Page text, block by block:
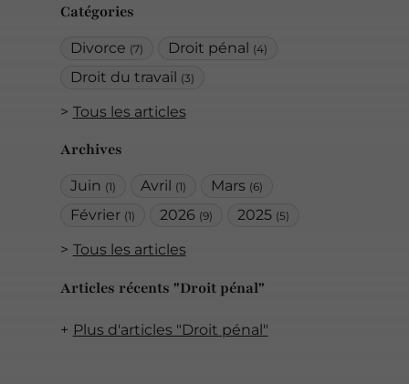
Catégories
Divorce (7) Droit pénal (4)
Droit du travail (3)
Tous les articles
Archives
Juin (1) Avril (1) Mars (6)
Février (1) 2026 (9) 2025 (5)
Tous les articles
Articles récents "Droit pénal"
Plus d'articles "Droit pénal"